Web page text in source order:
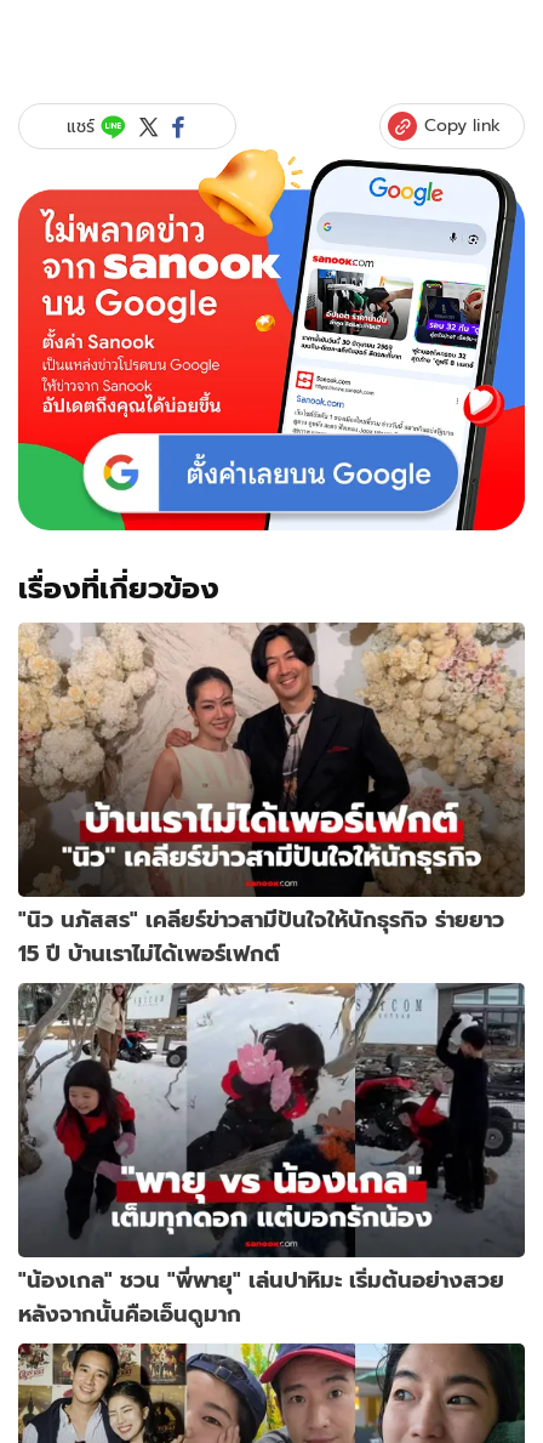
แชร์ Copy link
เรื่องที่เกี่ยวข้อง
"นิว นภัสสร" เคลียร์ข่าวสามีปันใจให้นักธุรกิจ ร่ายยาว
15 ปี บ้านเราไม่ได้เพอร์เฟกต์
"น้องเกล" ชวน "พี่พายุ" เล่นปาหิมะ เริ่มต้นอย่างสวย
หลังจากนั้นคือเอ็นดูมาก